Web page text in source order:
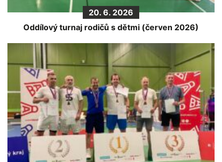
20. 6. 2026
Oddílový turnaj rodičů s dětmi (červen 2026)